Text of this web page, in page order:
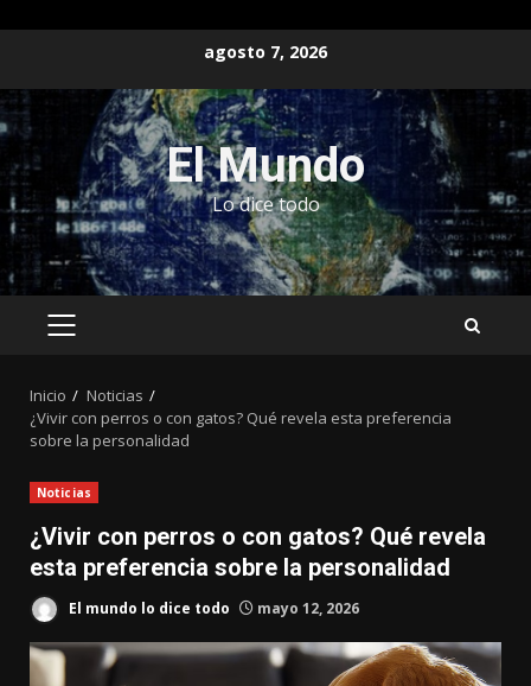
contenido
agosto 7, 2026
El Mundo
Lo dice todo
MENÚ
Inicio
Noticias
¿Vivir con perros o con gatos? Qué revela esta preferencia
sobre la personalidad
Noticias
¿Vivir con perros o con gatos? Qué revela
esta preferencia sobre la personalidad
El mundo lo dice todo mayo 12, 2026